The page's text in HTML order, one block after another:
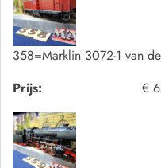
358=Marklin 3072-1 van
Prijs:
€